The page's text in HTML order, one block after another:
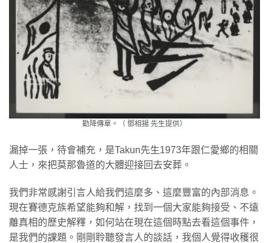
勸降傳單。（ 鄧相揚 先生提供）
漏掉一張，待會補充，是Takun先生1973年跟仁愛鄉的相關
人士，來把莫那魯道的大體迎接回去安葬。
我們非常感謝引言人給我們這麼多、這麼豐富的內部消息。
現在賽德克族希望能夠和解，找到一個大家能夠接受、不遠
離真相的歷史解釋，如何站在現在這個時點去看這個事件，
是我們的課題。剛剛聆聽發言人的談話，我個人覺得收穫很